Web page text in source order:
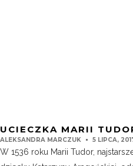
UCIECZKA MARII
ALEKSANDRA MARCZUK 5 LIPCA,
W 1536 roku Marii Tudor,